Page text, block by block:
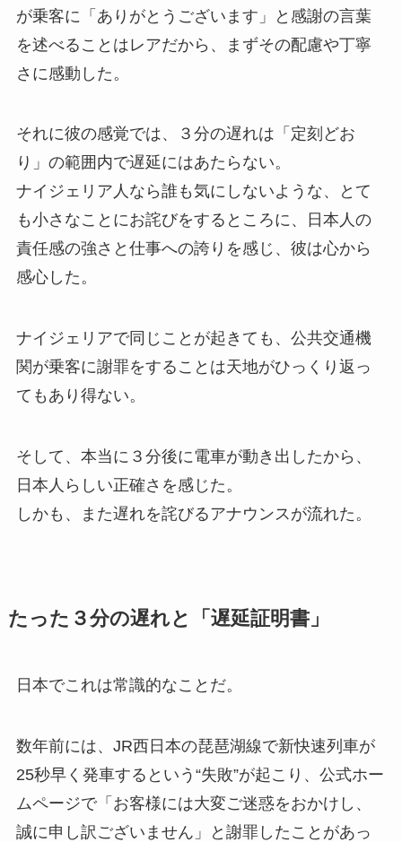
が乗客に「ありがとうございます」と感謝の言葉
を述べることはレアだから、まずその配慮や丁寧
さに感動した。
それに彼の感覚では、３分の遅れは「定刻どお
り」の範囲内で遅延にはあたらない。
ナイジェリア人なら誰も気にしないような、とて
も小さなことにお詫びをするところに、日本人の
責任感の強さと仕事への誇りを感じ、彼は心から
感心した。
ナイジェリアで同じことが起きても、公共交通機
関が乗客に謝罪をすることは天地がひっくり返っ
てもあり得ない。
そして、本当に３分後に電車が動き出したから、
日本人らしい正確さを感じた。
しかも、また遅れを詫びるアナウンスが流れた。
たった３分の遅れと「遅延証明書」
日本でこれは常識的なことだ。
数年前には、JR西日本の琵琶湖線で新快速列車が
25秒早く発車するという“失敗”が起こり、公式ホー
ムページで「お客様には大変ご迷惑をおかけし、
誠に申し訳ございません」と謝罪したことがあっ